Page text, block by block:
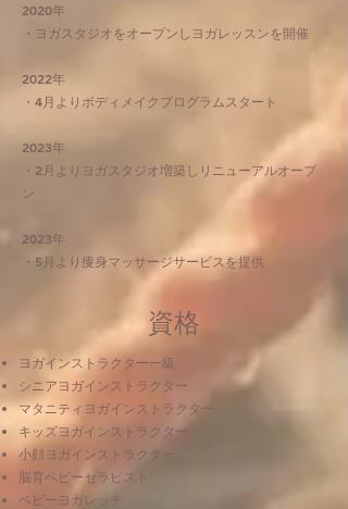
2020年
・ヨガスタジオをオープンしヨガレッスンを開催
2022年
・4月よりボディメイクプログラムスタート
2023年
・2月よりヨガスタジオ増築しリニューアルオープ
ン
2023年
・5月より痩身マッサージサービスを提供
資格
ヨガインストラクター一級
シニアヨガインストラクター
マタニティヨガインストラクター
キッズヨガインストラクター
小顔ヨガインストラクター
脳育ベビーセラピスト
ベビーヨガレッチ